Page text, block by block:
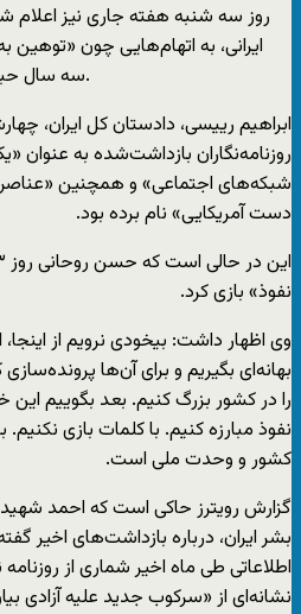
روز سه شنبه هفته جاری نیز اعلام
ایرانی، به اتهام‌هایی چون «توهین
سه سال حبس تعزیری محکوم شده است.
ابراهیم رییسی، دادستان کل ایران،
روزنامه‌نگاران بازداشت‌شده به عنوان
شبکه‌های اجتماعی» و همچنین
دست آمریکایی» نام برده بود.
نفوذ» بازی کرد.
وی اظهار داشت: بیخودی نرویم از اینجا،
بهانه‌ای بگیریم و برای آن‌ها
را در کشور بزرگ کنیم. بعد بگوییم
نفوذ مبارزه کنیم. با کلمات بازی نکنیم.
کشور و وحدت ملی است.
گزارش رویترز حاکی است که احمد
بشر ایران، درباره بازداشت‌های اخیر
اطلاعاتی طی ماه اخیر شماری از روزنامه
نشانه‌ای از «سرکوب جدید علیه آزادی